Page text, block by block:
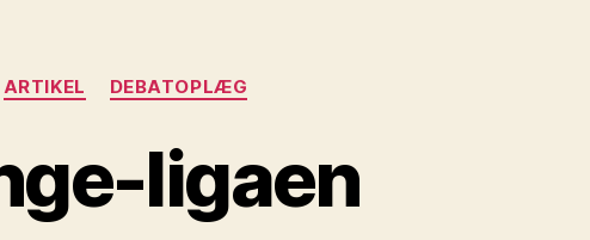
Kategorier
ARTIKEL DEBATOPLÆG
ligaen